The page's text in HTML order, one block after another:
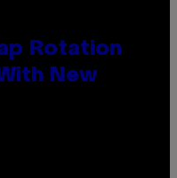
Rotation
New